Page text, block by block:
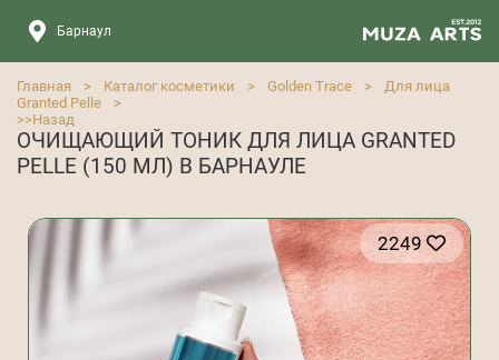
Барнаул
Главная > Каталог косметики > Golden Trace >
Для лица
Granted Pelle
>
>>Назад
ОЧИЩАЮЩИЙ ТОНИК ДЛЯ ЛИЦА GRANTED
PELLE (150 МЛ) В БАРНАУЛЕ
2249